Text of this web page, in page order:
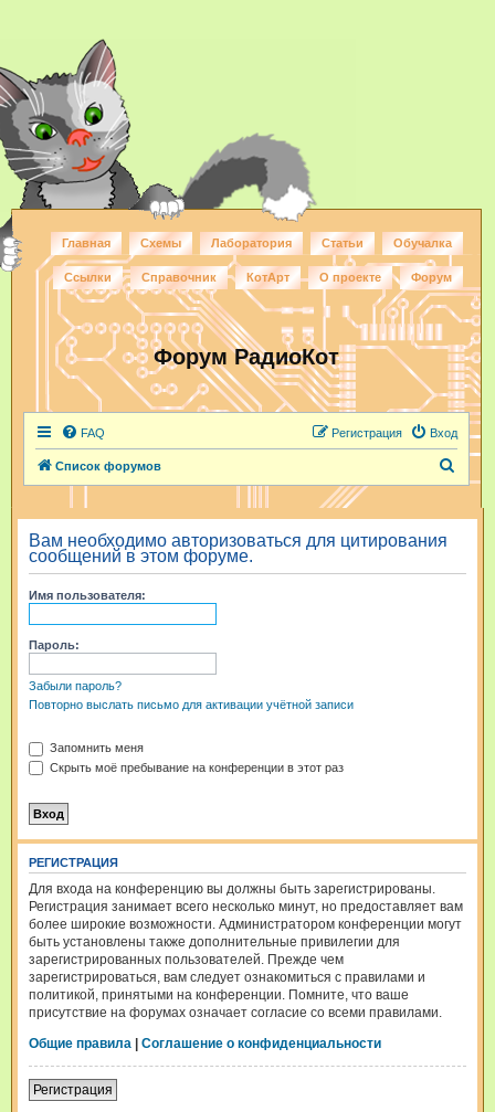
Главная Схемы Лаборатория Статьи Обучалка
Ссылки Справочник КотАрт О проекте Форум
Форум РадиоКот
FAQ Вход
Регистрация
Список форумов
и
к
Вам необходимо авторизоваться для цитирования
сообщений в этом форуме.
Имя пользователя:
Пароль:
Забыли пароль?
Повторно выслать письмо для активации учётной записи
Запомнить меня
Скрыть моё пребывание на конференции в этот раз
РЕГИСТРАЦИЯ
Для входа на конференцию вы должны быть зарегистрированы.
Регистрация занимает всего несколько минут, но предоставляет вам
более широкие возможности. Администратором конференции могут
быть установлены также дополнительные привилегии для
зарегистрированных пользователей. Прежде чем
зарегистрироваться, вам следует ознакомиться с правилами и
политикой, принятыми на конференции. Помните, что ваше
присутствие на форумах означает согласие со всеми правилами.
Общие правила | Соглашение о конфиденциальности
Регистрация